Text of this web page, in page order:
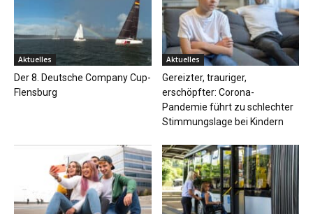
Aktuelles
Der 8. Deutsche Company Cup-
Flensburg
Aktuelles
Gereizter, trauriger,
erschöpfter: Corona-
Pandemie führt zu schlechter
Stimmungslage bei Kindern